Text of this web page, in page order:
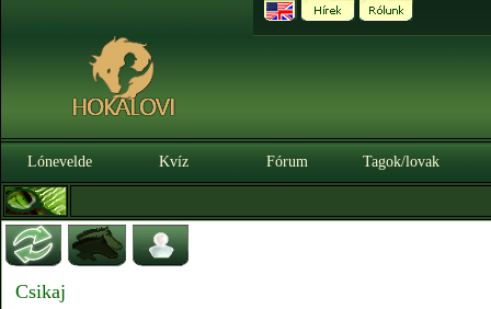
Lónevelde Kvíz Fórum Tagok/lovak
Csikaj